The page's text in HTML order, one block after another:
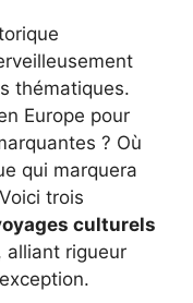
thématiques.
Europe pour
? Où
qui marquera
trois
culturels
alliant rigueur